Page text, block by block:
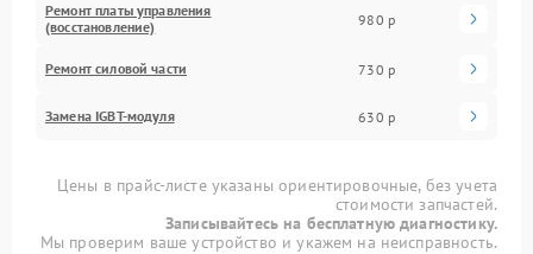
Ремонт платы управления
(восстановление)
980 р
Ремонт силовой части 730 р
Замена IGBT-модуля 630 р
Цены в прайс-листе указаны ориентировочные, без учета
стоимости запчастей.
Записывайтесь на бесплатную диагностику.
Мы проверим ваше устройство и укажем на неисправность.